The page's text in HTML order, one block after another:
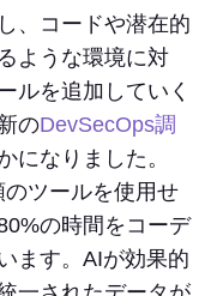
、コードや潜在的
ような環境に対
ルを追加していく
のDevSecOps調
になりました。
ツールを使用せ
の時間をコーデ
ます。AIが効果的